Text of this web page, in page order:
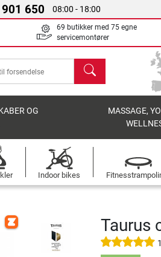
650 08:00 - 18:00
69 butikker med 75 egne
servicemontører
søg
OG
MASSAGE,
Indoor bikes
Taurus